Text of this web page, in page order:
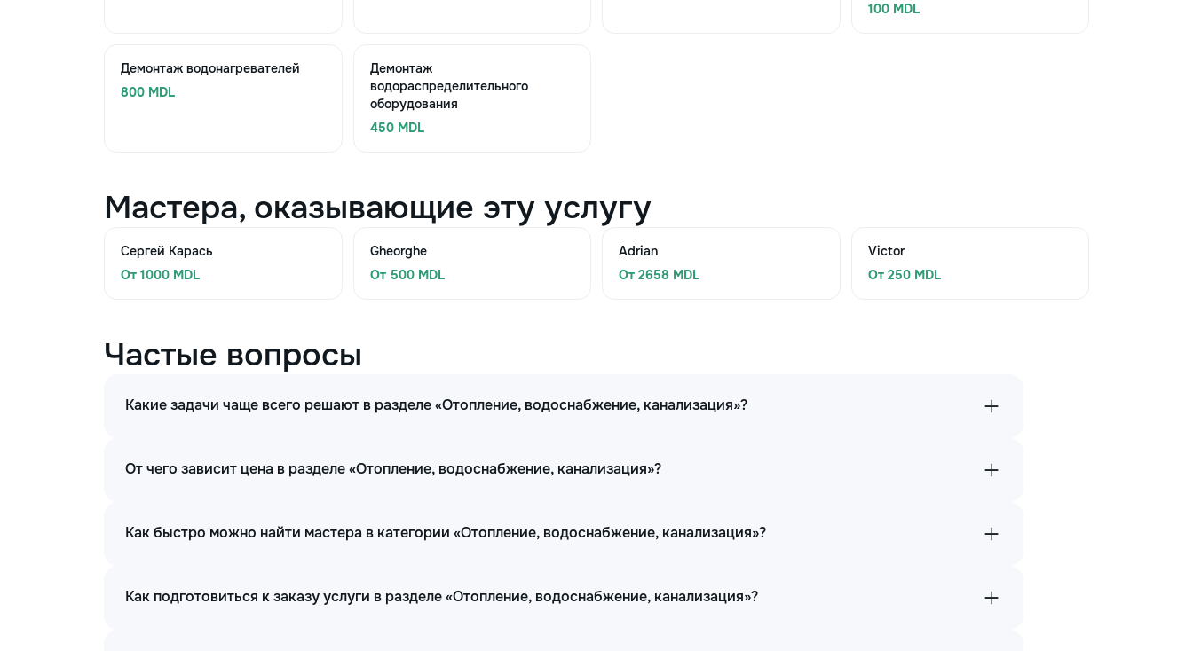
100 MDL
Демонтаж водонагревателей
800 MDL
Демонтаж
водораспределительного
оборудования
450 MDL
Мастера, оказывающие эту услугу
Сергей Карась
От 1000 MDL
Gheorghe
От 500 MDL
Adrian
От 2658 MDL
Victor
От 250 MDL
Частые вопросы
Какие задачи чаще всего решают в разделе «Отопление, водоснабжение, канализация»?
От чего зависит цена в разделе «Отопление, водоснабжение, канализация»?
Как быстро можно найти мастера в категории «Отопление, водоснабжение, канализация»?
Как подготовиться к заказу услуги в разделе «Отопление, водоснабжение, канализация»?